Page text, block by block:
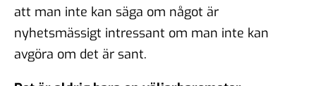
att man inte kan säga om något är
nyhetsmässigt intressant om man inte kan
avgöra om det är sant.